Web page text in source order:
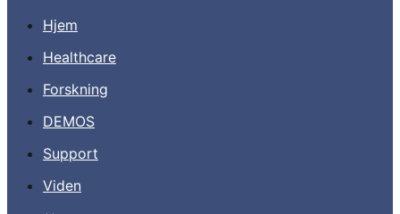
Hjem
Healthcare
Forskning
DEMOS
Support
Viden